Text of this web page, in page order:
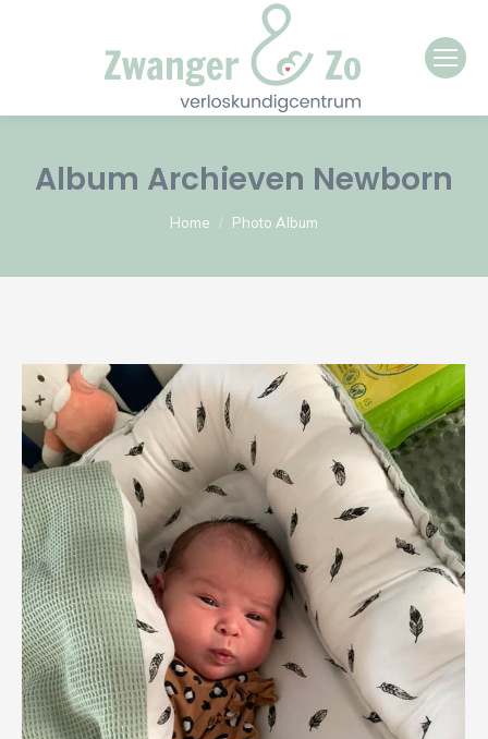
Album Archieven Newborn
Je bent hier:
Home Photo Album